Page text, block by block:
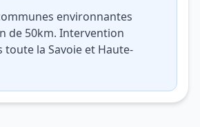
environnantes
de 50km. Intervention
toute la Savoie et Haute-